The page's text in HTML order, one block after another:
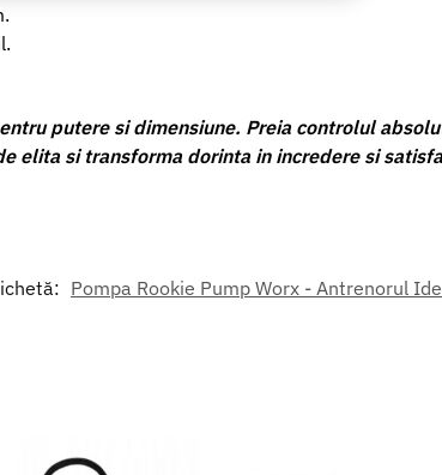
fraudei și corectarea
și a conținutului,
putere si dimensiune. Preia controlul
elita si transforma dorinta in incredere si
Pompa Rookie Pump Worx - Antrenorul